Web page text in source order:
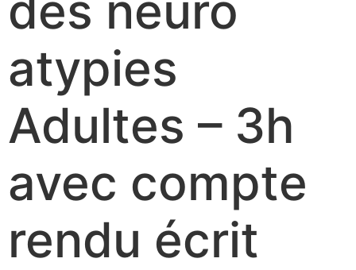
atypies
Adultes – 3h
avec compte
rendu écrit